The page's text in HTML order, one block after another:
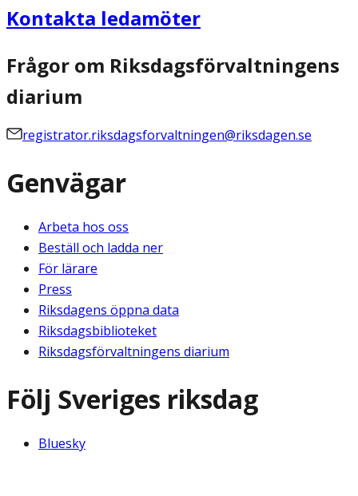
Kontakta ledamöter
Frågor om Riksdagsförvaltningens
diarium
registrator.riksdagsforvaltningen@riksdagen.se
Genvägar
Arbeta hos oss
Beställ och ladda ner
För lärare
Press
Riksdagens öppna data
Riksdagsbiblioteket
Riksdagsförvaltningens diarium
Följ Sveriges riksdag
Bluesky